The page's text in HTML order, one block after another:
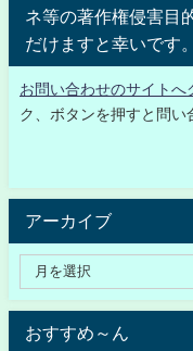
ネ等の著作権侵害目
だけますと幸いです。
お問い合わせのサイトへ
ク、ボタンを押すと問い
アーカイブ
おすすめ～ん